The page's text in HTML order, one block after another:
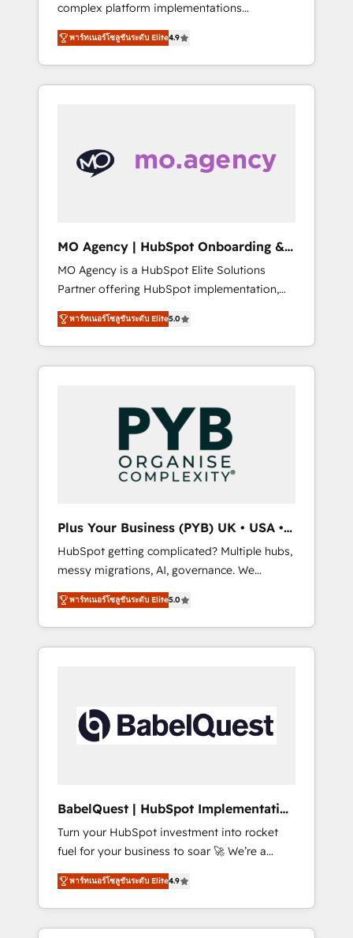
training, and adoption assurance. Our tried
and tested Roadmap methodology will
ensure that you receive the best deployment
experience possible. Whether you are new to
HubSpot or seeking to turn around a poor
complex platform implementations
delivered, CC is the go-to Elite Solutions
Partner for businesses ready to migrate,
replatform, and scale smarter. We specialize
in high-impact CRM and CMS migrations and
turning fragmented systems into unified,
growth-ready HubSpot architectures that
custom integrations across your full tech
stack. - Custom object setup, CMS builds, and
full-funnel automation. - Dashboards,
lifecycle campaigns, and lead nurturing
sequences. - Cross-hub setup across
Marketing, Sales, Operations, and Service
Hubs. - Ongoing optimization, managed
HubSpot your most powerful growth engine.
Built to convert, scale, and drive results.
พาร์ทเนอร์โซลูชันระดับ Elite4.9
MO Agency | HubSpot Onboarding &
Implementation
MO Agency is a HubSpot Elite Solutions
Partner offering HubSpot implementation,
marketing automation, CRM and RevOps
consulting, B2B SEO, paid media, content
marketing, AEO and GEO (AI search
optimisation), and HubSpot Content Hub
technology, professional services, financial
services and industrial sectors. Offices in
Johannesburg, Cape Town, Dubai & London.
500+ HubSpot CRM implementations
Google AI Overviews. HubSpot Impact Award
- Customer First HubSpot Impact Award -
Integrations Innovation HubSpot Impact
Award - Platform Migration Excellence
HubSpot Impact Award - Platform Excellence
40+ full-time HubSpot professionals. 100s of
certifications and accreditations with
พาร์ทเนอร์โซลูชันระดับ Elite5.0
Plus Your Business (PYB) UK • USA •
Europe
HubSpot getting complicated? Multiple hubs,
messy migrations, AI, governance. We
organise that complexity, so your team can
put HubSpot to work... Welcome to our
Profile! We help with: • CRM implementation,
reports, workflows, and team training • CRM
governance for HubSpot-centred operations
A little about us: • Boutique 'Elite' team of 12 •
42001:2023 certified - the AI management
standard • GuardHub: our AI governance
framework, built on ISO 42001 Ready for the
next step? Click the 👈 '𝗖𝗼𝗻𝘁𝗮𝗰𝘁 𝗯𝘂𝘀𝗶𝗻𝗲𝘀𝘀'
button to get in touch (𝘸𝘦'𝘳𝘦 𝘴𝘶𝘱𝘦𝘳
𝘳𝘦𝘴𝘱𝘰𝘯𝘴𝘪𝘷𝘦)
พาร์ทเนอร์โซลูชันระดับ Elite5.0
BabelQuest | HubSpot Implementation
& Consultancy
Turn your HubSpot investment into rocket
fuel for your business to soar 🚀 We’re a
team of accredited HubSpot experts ready
to help you. We can implement the platform
into complex business environments,
optimise what you've got and make sure you
พาร์ทเนอร์โซลูชันระดับ Elite4.9